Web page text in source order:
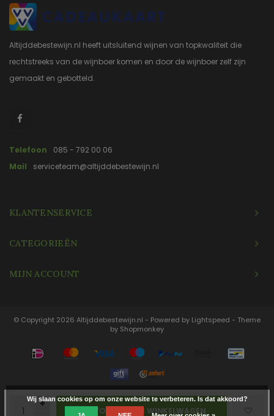
+
TOEVOEGEN AAN WINKELWAGEN
Altijddebestewijn.nl heeft uitsluitend wijnen van topkwaliteit die
rechtstreeks van de wijnboer komen en door de wijnboer zelf zijn
gemaakt en gebotteld.
Telefoon
085 - 792 00 06
Mail
serviceteam@altijddebestewijn.nl
KLANTENSERVICE
CATEGORIEËN
MIJN ACCOUNT
© Copyright 2026 Altijddebestewijn.nl - Powered by Lightspeed - Theme
by Shopmonkey
Wij slaan cookies op om onze website te verbeteren. Is dat akkoord?